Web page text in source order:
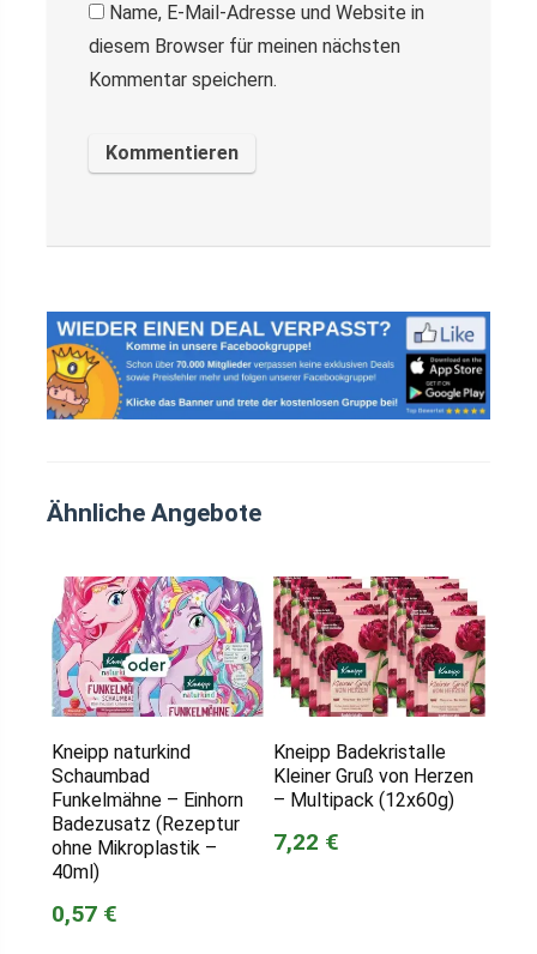
Name, E-Mail-Adresse und Website in
diesem Browser für meinen nächsten
Kommentar speichern.
Ähnliche Angebote
Kneipp naturkind
Schaumbad
Funkelmähne – Einhorn
Badezusatz (Rezeptur
ohne Mikroplastik –
40ml)
0,57 €
Kneipp Badekristalle
Kleiner Gruß von Herzen
– Multipack (12x60g)
7,22 €